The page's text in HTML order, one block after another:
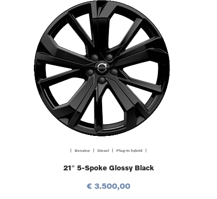
| Benzine | Diesel | Plug-in hybrid |
21″ 5-Spoke Glossy Black
€ 3.500,00